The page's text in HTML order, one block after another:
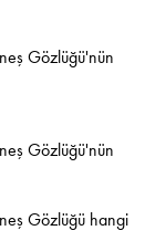
Gözlüğü'nün
Gözlüğü'nün
Gözlüğü hangi